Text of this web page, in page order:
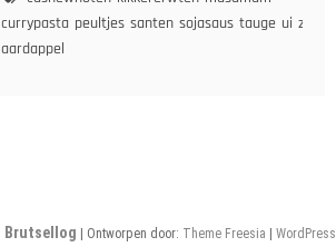
currypasta peultjes santen sojasaus tauge ui zoete
aardappel
Brutsellog | Ontworpen door: Theme Freesia | WordPress